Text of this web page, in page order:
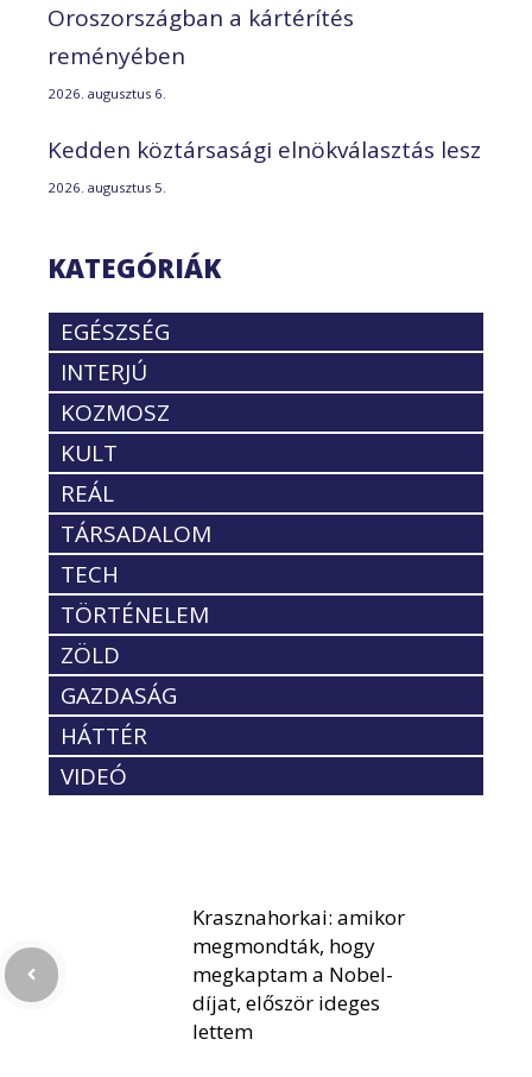
Oroszországban a kártérítés
reményében
2026. augusztus 6.
Kedden köztársasági elnökválasztás lesz
2026. augusztus 5.
KATEGÓRIÁK
EGÉSZSÉG
INTERJÚ
KOZMOSZ
KULT
REÁL
TÁRSADALOM
TECH
TÖRTÉNELEM
ZÖLD
GAZDASÁG
HÁTTÉR
VIDEÓ
Krasznahorkai: amikor
megmondták, hogy
megkaptam a Nobel-
díjat, először ideges
lettem